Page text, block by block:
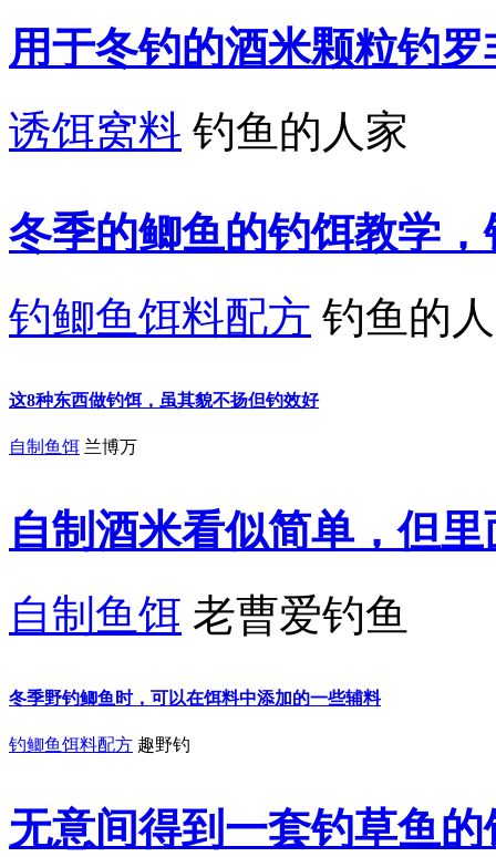
用于冬钓的酒米颗粒钓
诱饵窝料 钓鱼的人家
冬季的鲫鱼的钓饵教学
钓鲫鱼饵料配方 钓鱼的
这8种东西做钓饵，虽其貌不扬但钓效好
自制鱼饵 兰博万
自制酒米看似简单，但
自制鱼饵 老曹爱钓鱼
冬季野钓鲫鱼时，可以在饵料中添加的一些辅料
钓鲫鱼饵料配方 趣野钓
无意间得到一套钓草鱼